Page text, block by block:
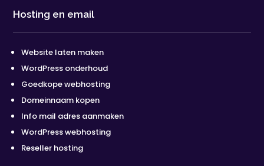
Hosting en email
Website laten maken
WordPress onderhoud
Goedkope webhosting
Domeinnaam kopen
Info mail adres aanmaken
WordPress webhosting
Reseller hosting